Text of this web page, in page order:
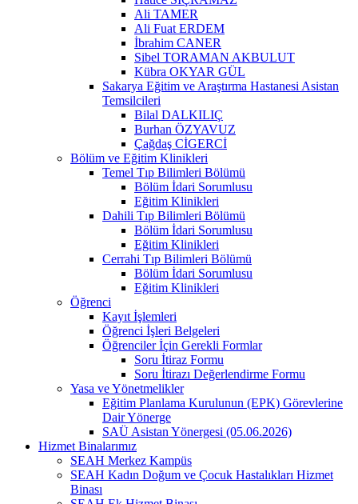
Ali TAMER
Ali Fuat ERDEM
İbrahim CANER
Sibel TORAMAN AKBULUT
Kübra OKYAR GÜL
Sakarya Eğitim ve Araştırma Hastanesi Asistan
Temsilcileri
Bilal DALKILIÇ
Burhan ÖZYAVUZ
Çağdaş CİGERCİ
Bölüm ve Eğitim Klinikleri
Temel Tıp Bilimleri Bölümü
Bölüm İdari Sorumlusu
Eğitim Klinikleri
Dahili Tıp Bilimleri Bölümü
Bölüm İdari Sorumlusu
Eğitim Klinikleri
Cerrahi Tıp Bilimleri Bölümü
Bölüm İdari Sorumlusu
Eğitim Klinikleri
Öğrenci
Kayıt İşlemleri
Öğrenci İşleri Belgeleri
Öğrenciler İçin Gerekli Formlar
Soru İtiraz Formu
Soru İtirazı Değerlendirme Formu
Yasa ve Yönetmelikler
Eğitim Planlama Kurulunun (EPK) Görevlerine
Dair Yönerge
SAÜ Asistan Yönergesi (05.06.2026)
Hizmet Binalarımız
SEAH Merkez Kampüs
SEAH Kadın Doğum ve Çocuk Hastalıkları Hizmet
Binası